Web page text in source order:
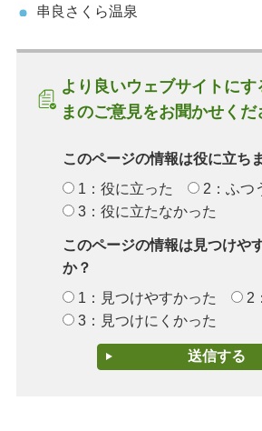
串良さくら温泉
より良いウェブサイトにす
まのご意見をお聞かせくだ
このページの情報は役に立ち
1：役に立った
2：ふつ
3：役に立たなかった
このページの情報は見つけや
か？
1：見つけやすかった
2
3：見つけにくかった